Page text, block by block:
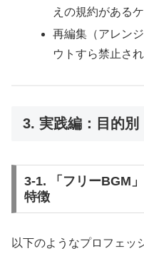
えの規約があるケ
再編集（アレン
ウトすら禁止さ
3. 実践編：目的
3-1. 「フリーBGM
特徴
以下のようなプロフェッ